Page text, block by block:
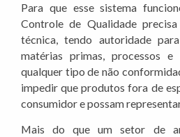
Para que esse sistema
Controle de Qualidade
técnica, tendo autoridade
matérias primas, processos e
qualquer tipo de não
impedir que produtos fora de
consumidor e possam
Mais do que um setor de